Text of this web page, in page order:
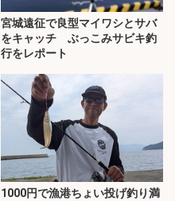
宮城遠征で良型マイワシとサバ
をキャッチ ぶっこみサビキ釣
行をレポート
1000円で漁港ちょい投げ釣り満